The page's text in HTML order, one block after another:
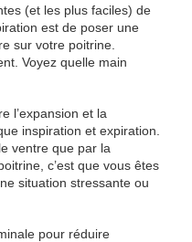
(et les plus faciles) de
est de poser une
sur votre poitrine.
Voyez quelle main
l’expansion et la
inspiration et expiration.
ventre que par la
c’est que vous êtes
situation stressante ou
pour réduire